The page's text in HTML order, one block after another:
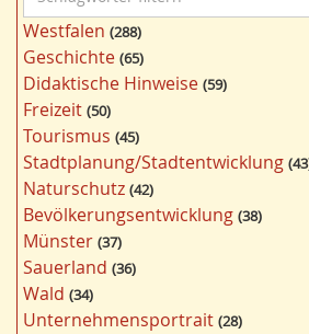
c
h
l
a
g
w
ö
r
t
e
r
f
Westfalen 288
Geschichte 65
Didaktische Hinweise 59
Freizeit 50
Tourismus 45
Stadtplanung/Stadtentwicklung 43
Naturschutz 42
Bevölkerungsentwicklung 38
Münster 37
Sauerland 36
Wald 34
Unternehmensportrait 28